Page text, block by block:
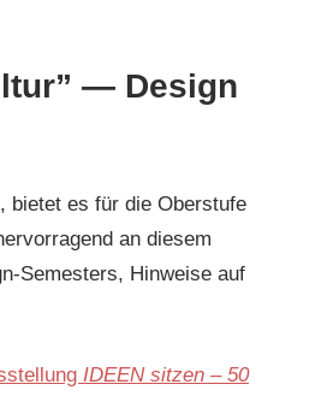
— Design
bietet es für die Oberstufe
an diesem
Semesters, Hinweise auf
IDEEN sitzen – 50